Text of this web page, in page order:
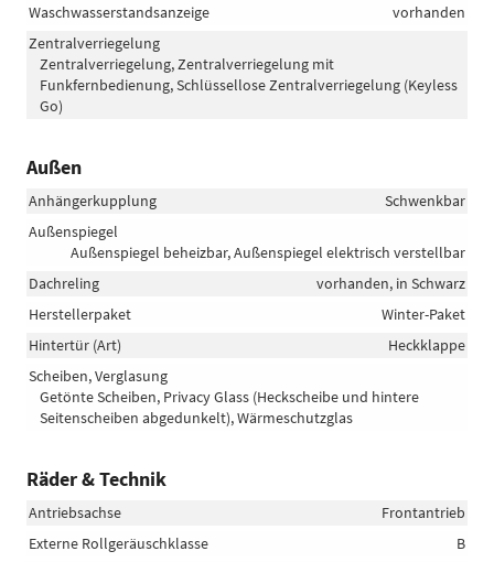
Waschwasserstandsanzeige
vorhanden
Zentralverriegelung
Zentralverriegelung, Zentralverriegelung mit
Funkfernbedienung, Schlüssellose Zentralverriegelung (Keyless
Go)
Außen
Anhängerkupplung
Schwenkbar
Außenspiegel
Außenspiegel beheizbar, Außenspiegel elektrisch verstellbar
Dachreling
vorhanden, in Schwarz
Herstellerpaket
Winter-Paket
Hintertür (Art)
Heckklappe
Scheiben, Verglasung
Getönte Scheiben, Privacy Glass (Heckscheibe und hintere
Seitenscheiben abgedunkelt), Wärmeschutzglas
Räder & Technik
Antriebsachse
Frontantrieb
Externe Rollgeräuschklasse
B